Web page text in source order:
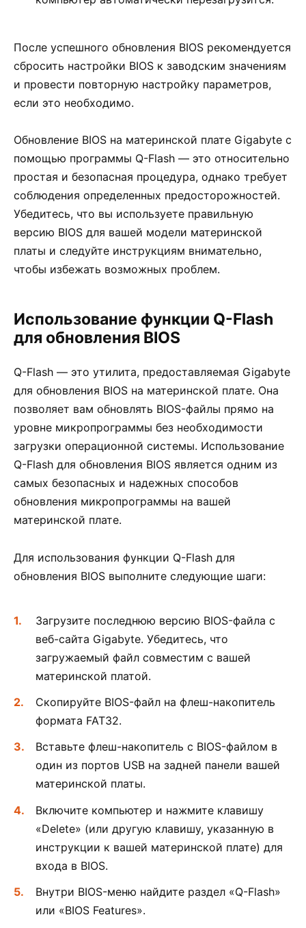
После успешного обновления BIOS рекомендуется
сбросить настройки BIOS к заводским значениям
и провести повторную настройку параметров,
если это необходимо.
Обновление BIOS на материнской плате Gigabyte с
помощью программы Q-Flash — это относительно
простая и безопасная процедура, однако требует
соблюдения определенных предосторожностей.
Убедитесь, что вы используете правильную
версию BIOS для вашей модели материнской
платы и следуйте инструкциям внимательно,
чтобы избежать возможных проблем.
Использование функции Q-Flash
для обновления BIOS
Q-Flash — это утилита, предоставляемая Gigabyte
для обновления BIOS на материнской плате. Она
позволяет вам обновлять BIOS-файлы прямо на
уровне микропрограммы без необходимости
загрузки операционной системы. Использование
Q-Flash для обновления BIOS является одним из
самых безопасных и надежных способов
обновления микропрограммы на вашей
материнской плате.
Для использования функции Q-Flash для
обновления BIOS выполните следующие шаги:
Загрузите последнюю версию BIOS-файла с
веб-сайта Gigabyte. Убедитесь, что
загружаемый файл совместим с вашей
материнской платой.
Скопируйте BIOS-файл на флеш-накопитель
формата FAT32.
Вставьте флеш-накопитель с BIOS-файлом в
один из портов USB на задней панели вашей
материнской платы.
Включите компьютер и нажмите клавишу
«Delete» (или другую клавишу, указанную в
инструкции к вашей материнской плате) для
входа в BIOS.
Внутри BIOS-меню найдите раздел «Q-Flash»
или «BIOS Features».